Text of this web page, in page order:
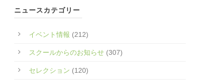
ニュースカテゴリー
イベント情報 (212)
スクールからのお知らせ (307)
セレクション (120)